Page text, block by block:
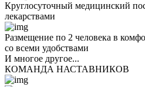
Круглосуточный медицинский
лекарствами
Размещение по 2 человека в
со всеми удобствами
И многое другое...
КОМАНДА НАСТАВНИКОВ